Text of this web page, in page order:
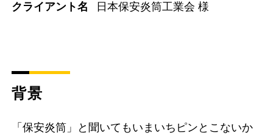
クライアント名 日本保安炎筒工業会 様
背景
「保安炎筒」と聞いてもいまいちピンとこないか